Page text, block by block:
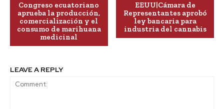
Congreso ecuatoriano
aprueba la producción,
comercialización y el
consumo de marihuana
medicinal
EEUU|Cámara de
Representantes aprobó
ley bancaria para
industria del cannabis
LEAVE A REPLY